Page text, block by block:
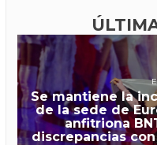
Se mantiene la
de la sede de
anfitriona
discrepancias